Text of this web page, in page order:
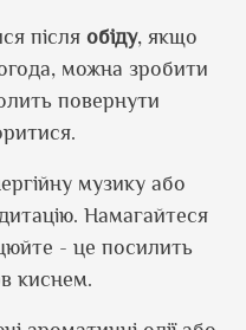
після обіду, якщо
можна зробити
повернути
музику або
Намагайтеся
- це посилить
киснем.